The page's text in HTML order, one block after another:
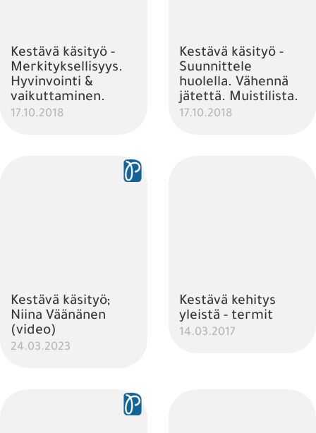
Kestävä käsityö -
Merkityksellisyys.
Hyvinvointi &
vaikuttaminen.
17.10.2018
Kestävä käsityö -
Suunnittele
huolella. Vähennä
jätettä. Muistilista.
17.10.2018
Kestävä käsityö;
Niina Väänänen
(video)
24.03.2023
Kestävä kehitys
yleistä - termit
14.03.2017